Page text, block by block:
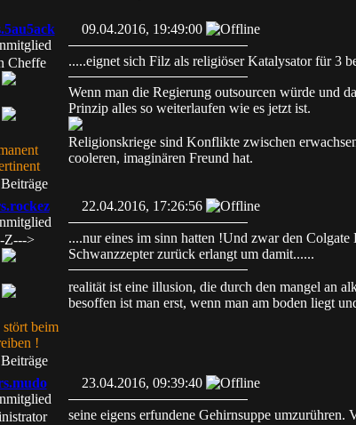
Cheffe
09.04.2016, 19:49:00
.....eignet sich Filz als religiöser Katalysator für 3
Wenn man die Regierung outsourcen würde und
Prinzip alles so weiterlaufen wie es jetzt ist.
Religionskriege sind Konflikte zwischen
cooleren, imaginären Freund hat.
Z--->
stört beim
!
22.04.2016, 17:26:56
....nur eines im sinn hatten !Und zwar den
Schwanzzepter zurück erlangt um damit......
realität ist eine illusion, die durch den mangel an
besoffen ist man erst, wenn man am boden liegt
23.04.2016, 09:39:40
seine eigens erfundene Gehirnsuppe umzurühren.